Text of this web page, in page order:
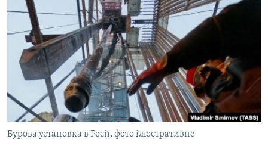
ВСЕ ЗА ДЕНЬ
СПЕЦПРОЕКТИ
ДЕПОРТАЦІЯ
ВІДЕОУРОКИ «ELIFBE»
СВІДЧЕННЯ ОКУПАЦІЇ
УКРАЇНСЬКА ПРОБЛЕМА КРИМУ
ІНФОГРАФІКА
ЯК ОБІЙТИ БЛОКУВАННЯ
Русский
Qırımtatar
ДОЛУЧАЙСЯ!
Бурова установка в Росії, фото ілюстративне